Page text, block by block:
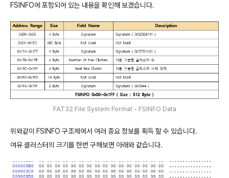
FSINFO에 포함되어 있는 내용을 확인해 보겠습니다.
FAT32 File System Format - FSINFO Data
위와같이 FSINFO 구조체에서 여러 중요 정보를 획득 할 수 있습니다.
여유 클러스터의 크기를 한번 구해보면 아래와 같습니다.